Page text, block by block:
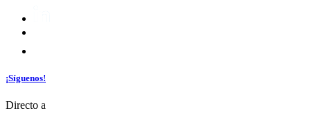
¡Síguenos!
Directo a